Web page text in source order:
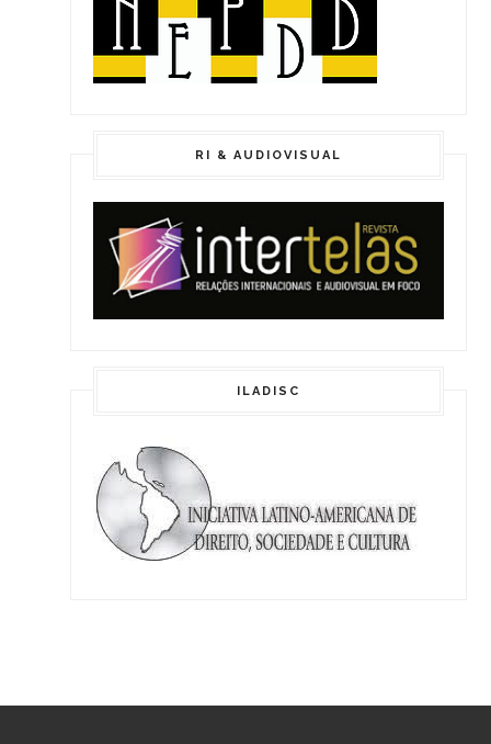
RI & AUDIOVISUAL
ILADISC